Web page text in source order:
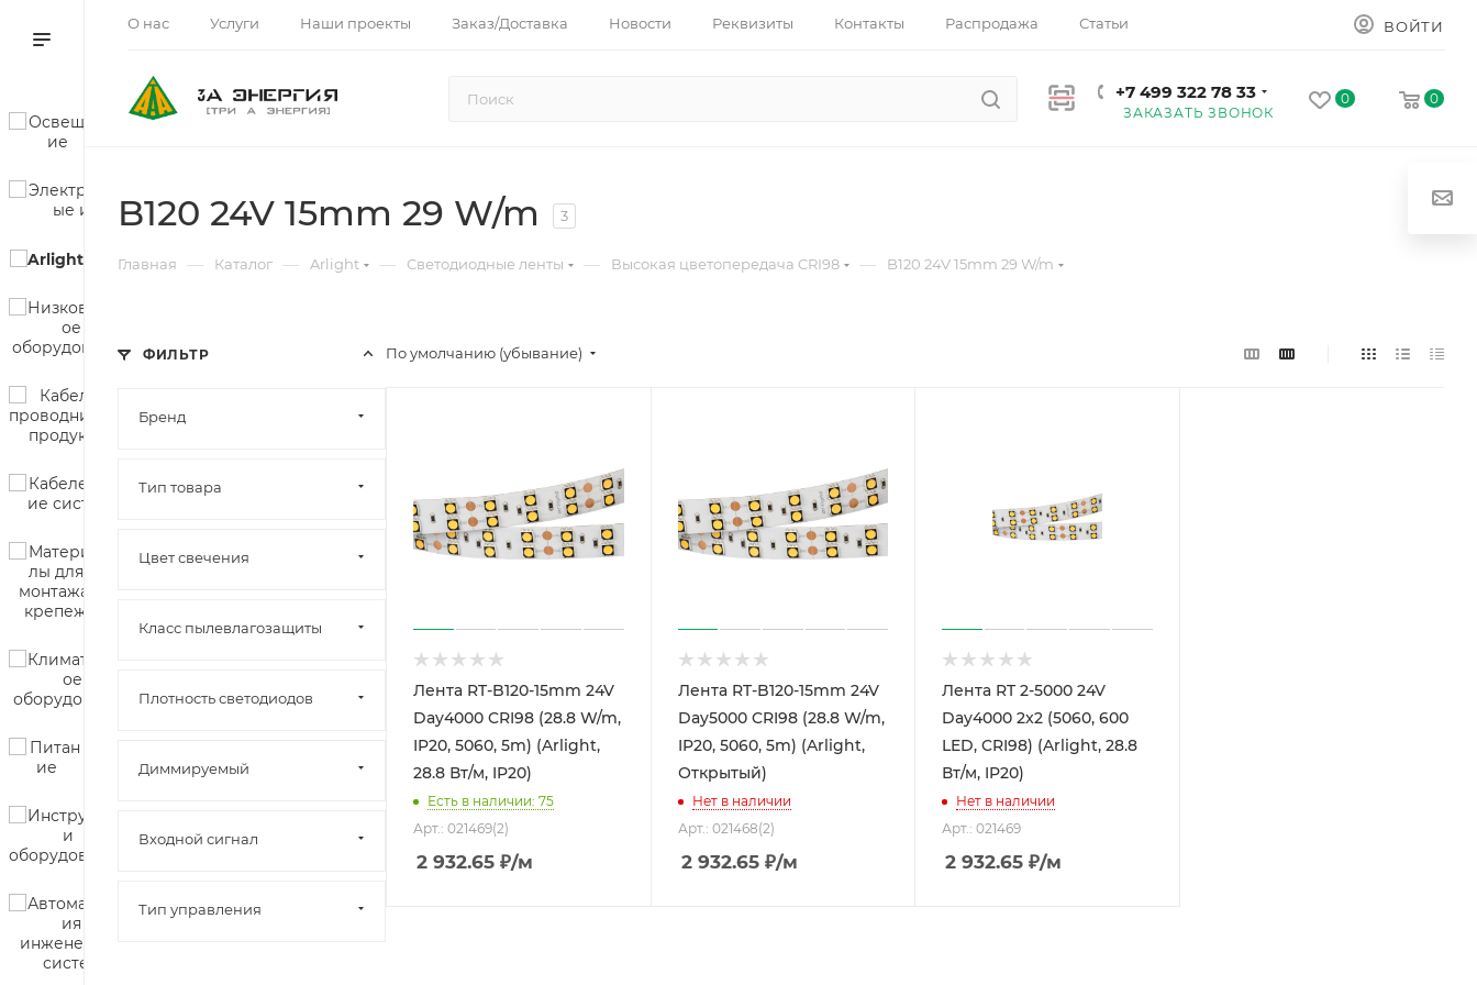
О нас Услуги Наши проекты Заказ/Доставка Новости Реквизиты Контакты Распродажа Статьи ВОЙТИ
+7 499 322 78 33
ЗАКАЗАТЬ ЗВОНОК
0 0
B120 24V 15mm 29 W/m 3
Главная — Каталог — Arlight — Светодиодные ленты — Высокая цветопередача CRI98 — B120 24V 15mm 29 W/m
По умолчанию (убывание)
Лента RT-B120-15mm 24V
Day4000 CRI98 (28.8 W/m,
IP20, 5060, 5m) (Arlight,
28.8 Вт/м, IP20)
Есть в наличии: 75
Арт.: 021469(2)
2 932.65 ₽/м
Лента RT-B120-15mm 24V
Day5000 CRI98 (28.8 W/m,
IP20, 5060, 5m) (Arlight,
Открытый)
Нет в наличии
Арт.: 021468(2)
2 932.65₽/м
Лента RT 2-5000 24V
Day4000 2x2 (5060, 600
LED, CRI98) (Arlight, 28.8
Вт/м, IP20)
Нет в наличии
Арт.: 021469
2 932.65 ₽/м
ФИЛЬТР
Бренд
Тип товара
Цвет свечения
Класс пылевлагозащиты
Плотность светодиодов
Диммируeмый
Входной сигнал
Тип управления